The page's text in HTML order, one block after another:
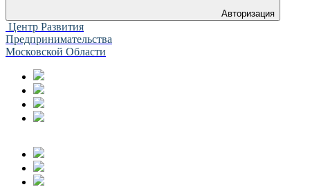
Авторизация
Центр Развития
Предпринимательства
Московской Области